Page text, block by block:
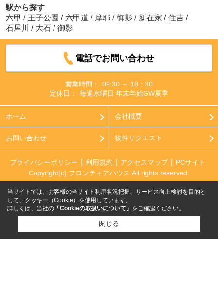
駅から探す
六甲 / 王子公園 / 六甲道 / 摩耶 / 御影 / 新在家 / 住吉 /
石屋川
/ 大石 / 御影
電話でお問い合わせ
営業時間：
09:30 ～ 18：30
定休日：
毎週水曜日 年末年始GW夏季
ホーム 会社概要
お問い合わせ 物件リクエスト
プライバシーポリシー 利用規約 アクセスマップ
PCサイト
Copyright(c) フロンティアハウス All rights reserved.
当サイトでは、お客様の当サイト利用状況把握、サービス向上検討を目的と
して、クッキー（Cookie）を使用しています。
詳しくは、当社の 「Cookieの取扱いについて」 をご確認ください。
閉じる